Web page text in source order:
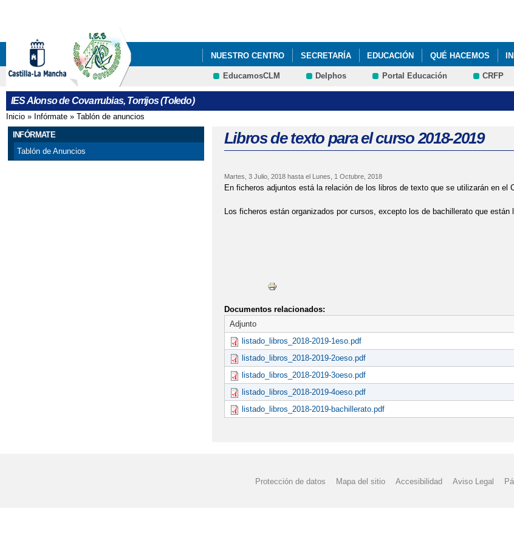
NUESTRO CENTRO SECRETARÍA EDUCACIÓN QUÉ HACEMOS
EducamosCLM Delphos Portal Educación CRFP
IES Alonso de Covarrubias, Torrijos (Toledo)
Se encuentra usted aquí
Inicio » Infórmate » Tablón de anuncios
INFÓRMATE
Tablón de Anuncios
Libros de texto para el curso 2018-2019
Martes, 3 Julio, 2018hasta el Lunes, 1 Octubre, 2018
En ficheros adjuntos está la relación de los libros de texto que se utilizarán en el
Los ficheros están organizados por cursos, excepto los de bachillerato que
Documentos relacionados:
Adjunto
listado_libros_2018-2019-1eso.pdf
listado_libros_2018-2019-2oeso.pdf
listado_libros_2018-2019-3oeso.pdf
listado_libros_2018-2019-4oeso.pdf
listado_libros_2018-2019-bachillerato.pdf
Protección de datos Mapa del sitio Accesibilidad Aviso Legal